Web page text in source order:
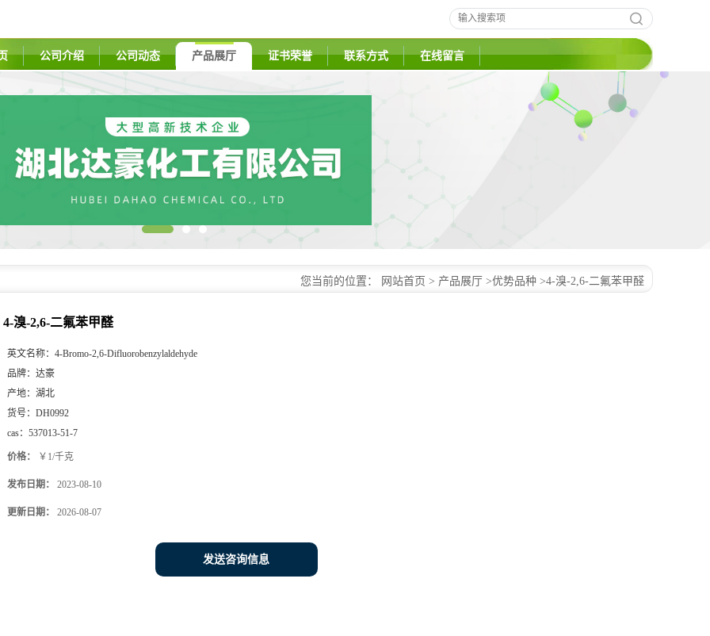
公司介绍 公司动态 产品展厅 证书荣誉 联系方式 在线留言
您当前的位置： 网站首页 > 产品展厅 >优势品种 >4-溴-2,6-二氟苯甲醛
4-溴-2,6-二氟苯甲醛
英文名称： 4-Bromo-2,6-Difluorobenzylaldehyde
品牌： 达豪
产地： 湖北
货号： DH0992
cas： 537013-51-7
价格： ￥1/千克
发布日期： 2023-08-10
更新日期： 2026-08-07
发送咨询信息